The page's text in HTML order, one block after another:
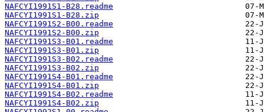
NAFCYI1991S1-B28.readme
NAFCYI1991S1-B28.zip
NAFCYI1991S2-B00.readme
NAFCYI1991S2-B00.zip
NAFCYI1991S3-B01.readme
NAFCYI1991S3-B01.zip
NAFCYI1991S3-B02.readme
NAFCYI1991S3-B02.zip
NAFCYI1991S4-B01.readme
NAFCYI1991S4-B01.zip
NAFCYI1991S4-B02.readme
NAFCYI1991S4-B02.zip